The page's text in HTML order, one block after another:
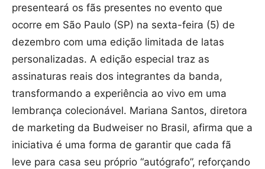
presenteará os fãs presentes no evento que
ocorre em São Paulo (SP) na sexta-feira (5) de
dezembro com uma edição limitada de latas
personalizadas. A edição especial traz as
assinaturas reais dos integrantes da banda,
transformando a experiência ao vivo em uma
lembrança colecionável. Mariana Santos, diretora
de marketing da Budweiser no Brasil, afirma que a
iniciativa é uma forma de garantir que cada fã
leve para casa seu próprio “autógrafo”, reforçando